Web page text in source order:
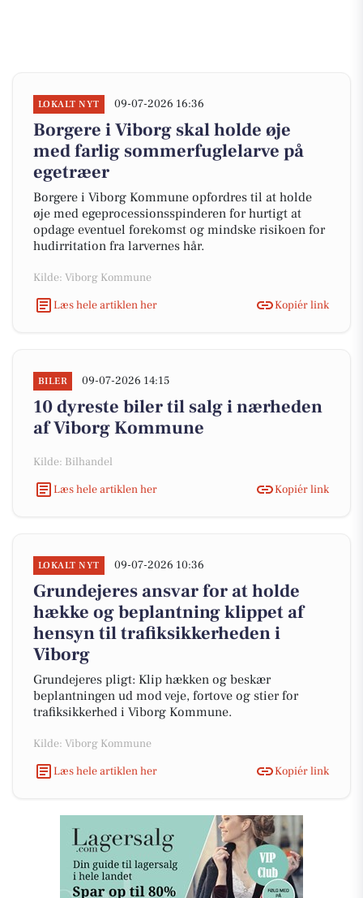
LOKALT NYT 09-07-2026 16:36
Borgere i Viborg skal holde øje
med farlig sommerfuglelarve på
egetræer
Borgere i Viborg Kommune opfordres til at holde
øje med egeprocessionsspinderen for hurtigt at
opdage eventuel forekomst og mindske risikoen for
hudirritation fra larvernes hår.
Kilde: Viborg Kommune
Læs hele artiklen her
Kopiér link
BILER 09-07-2026 14:15
10 dyreste biler til salg i nærheden
af Viborg Kommune
Kilde: Bilhandel
Læs hele artiklen her
Kopiér link
LOKALT NYT 09-07-2026 10:36
Grundejeres ansvar for at holde
hække og beplantning klippet af
hensyn til trafiksikkerheden i
Viborg
Grundejeres pligt: Klip hækken og beskær
beplantningen ud mod veje, fortove og stier for
trafiksikkerhed i Viborg Kommune.
Kilde: Viborg Kommune
Læs hele artiklen her
Kopiér link